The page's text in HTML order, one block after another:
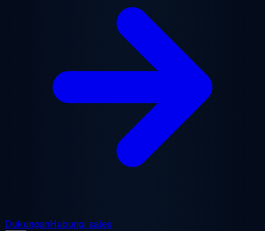
DukunganHubungi sales